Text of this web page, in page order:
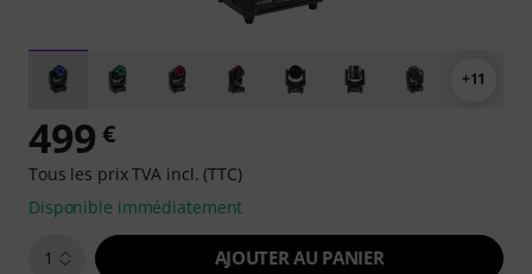
+11
499 €
Tous les prix TVA incl. (TTC)
Disponible immédiatement
1 AJOUTER AU PANIER